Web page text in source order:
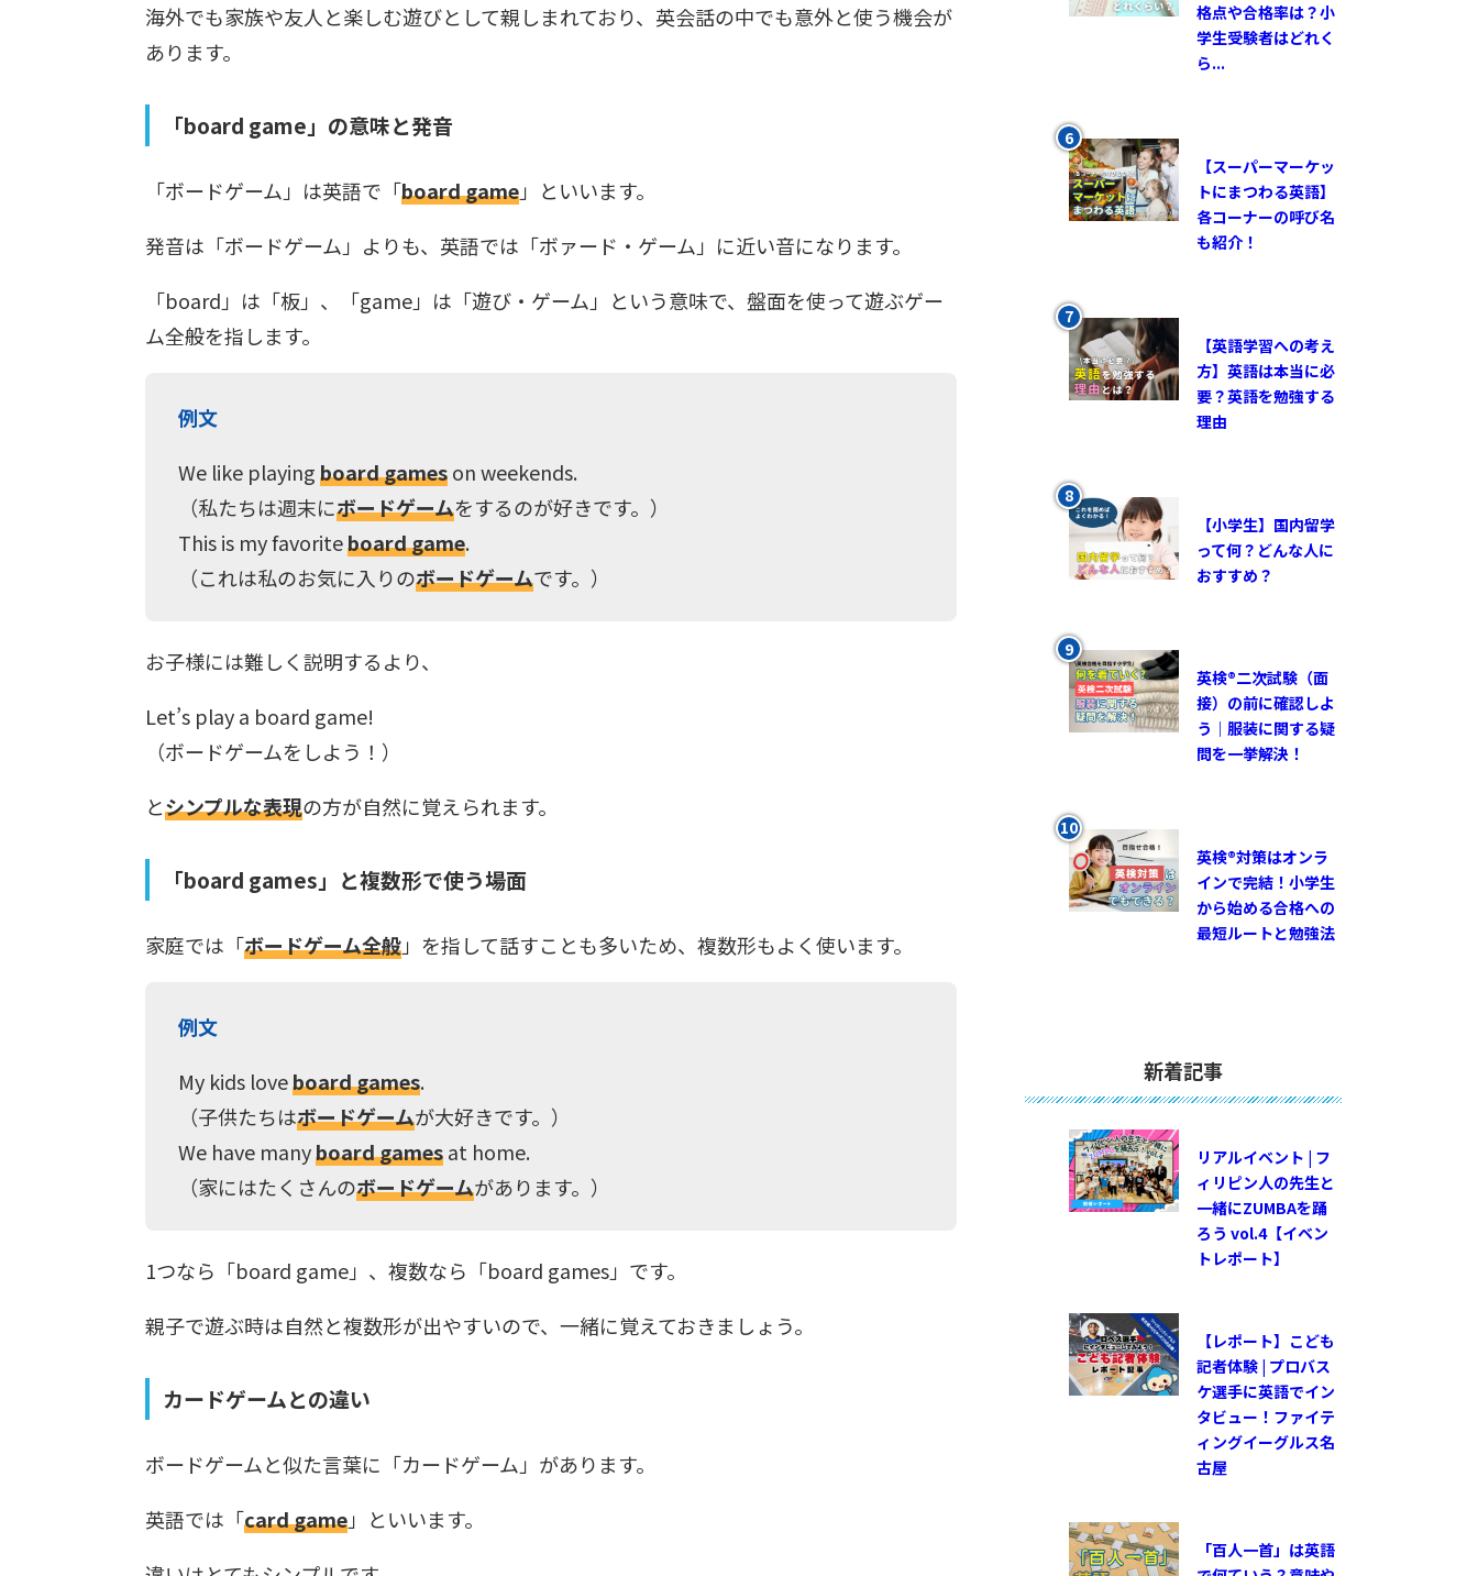
海外でも家族や友人と楽しむ遊びとして親しまれており、英会話の中でも意外と使う機会が
あります。
「board game」の意味と発音
「ボードゲーム」は英語で「board game」といいます。
発音は「ボードゲーム」よりも、英語では「ボァード・ゲーム」に近い音になります。
「board」は「板」、「game」は「遊び・ゲーム」という意味で、盤面を使って遊ぶゲー
ム全般を指します。
例文
We like playingboard gameson weekends.
（私たちは週末にボードゲームをするのが好きです。）
This is my favoriteboard game.
（これは私のお気に入りのボードゲームです。）
お子様には難しく説明するより、
Let’s play a board game!
（ボードゲームをしよう！）
とシンプルな表現の方が自然に覚えられます。
「board games」と複数形で使う場面
家庭では「ボードゲーム全般」を指して話すことも多いため、複数形もよく使います。
例文
My kids loveboard games.
（子供たちはボードゲームが大好きです。）
We have manyboard gamesat home.
（家にはたくさんのボードゲームがあります。）
1つなら「board game」、複数なら「board games」です。
親子で遊ぶ時は自然と複数形が出やすいので、一緒に覚えておきましょう。
カードゲームとの違い
ボードゲームと似た言葉に「カードゲーム」があります。
英語では「card game」といいます。
格点や合格率は？小
学生受験者はどれく
ら...
【スーパーマーケッ
トにまつわる英語】
各コーナーの呼び名
も紹介！
【英語学習への考え
方】英語は本当に必
要？英語を勉強する
理由
【小学生】国内留学
って何？どんな人に
おすすめ？
英検®︎二次試験（面
接）の前に確認しよ
う｜服装に関する疑
問を一挙解決！
英検®対策はオンラ
インで完結！小学生
から始める合格への
最短ルートと勉強法
新着記事
リアルイベント | フ
ィリピン人の先生と
一緒にZUMBAを踊
ろう vol.4【イベン
トレポート】
【レポート】こども
記者体験 | プロバス
ケ選手に英語でイン
タビュー！ファイテ
ィングイーグルス名
古屋
「百人一首」は英語